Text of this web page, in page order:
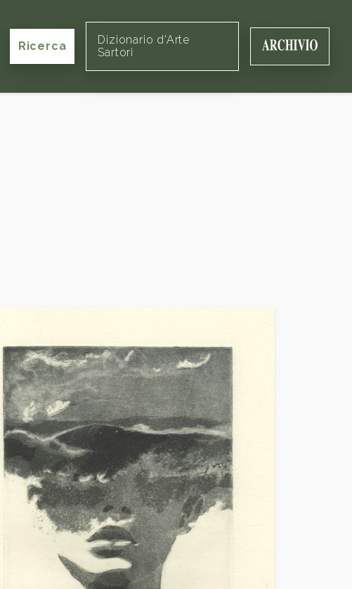
Ricerca
Dizionario d'Arte
Sartori